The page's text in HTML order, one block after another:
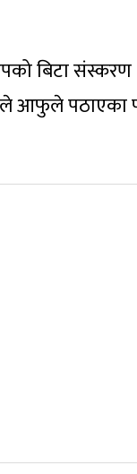
बिटा संस्करण
आफुले पठाएका